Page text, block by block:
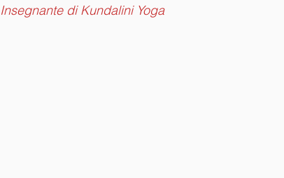
Insegnante di Kundalini Yoga